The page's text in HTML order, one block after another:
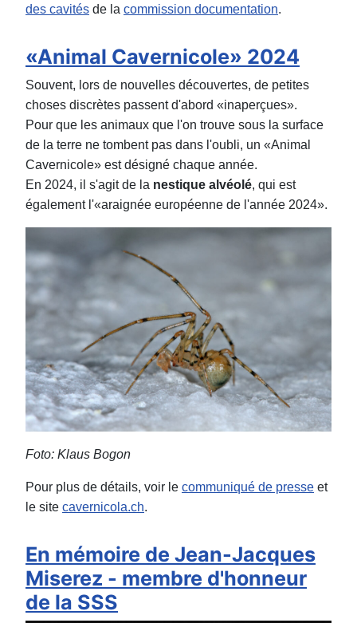
des cavités de la commission documentation.
«Animal Cavernicole» 2024
Souvent, lors de nouvelles découvertes, de petites
choses discrètes passent d'abord «inaperçues».
Pour que les animaux que l'on trouve sous la surface
de la terre ne tombent pas dans l'oubli, un «Animal
Cavernicole» est désigné chaque année.
En 2024, il s'agit de la nestique alvéolé, qui est
également l'«araignée européenne de l'année 2024».
Foto: Klaus Bogon
Pour plus de détails, voir le communiqué de presse et
le site cavernicola.ch.
En mémoire de Jean-Jacques
Miserez - membre d'honneur
de la SSS